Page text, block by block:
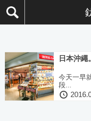
日本沖繩
今天一早
段...